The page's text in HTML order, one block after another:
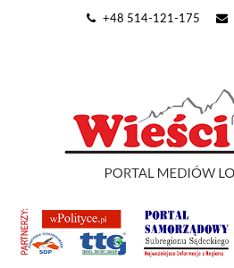
+48 514-121-175